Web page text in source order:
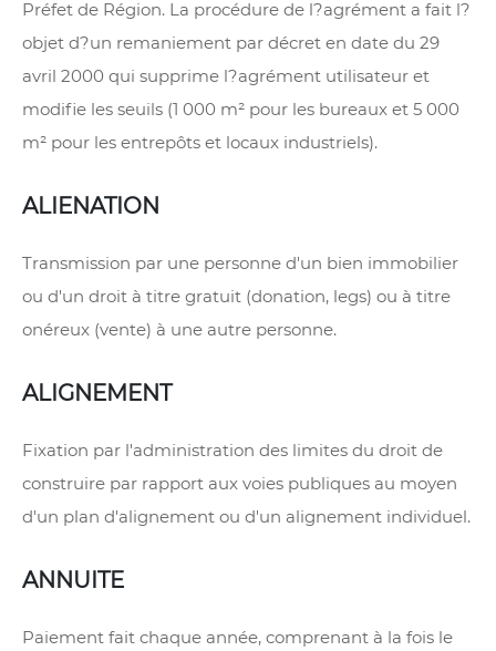
Préfet de Région. La procédure de l?agrément a fait l?
objet d?un remaniement par décret en date du 29
avril 2000 qui supprime l?agrément utilisateur et
modifie les seuils (1 000 m² pour les bureaux et 5 000
m² pour les entrepôts et locaux industriels).
ALIENATION
Transmission par une personne d'un bien immobilier
ou d'un droit à titre gratuit (donation, legs) ou à titre
onéreux (vente) à une autre personne.
ALIGNEMENT
Fixation par l'administration des limites du droit de
construire par rapport aux voies publiques au moyen
d'un plan d'alignement ou d'un alignement individuel.
ANNUITE
Paiement fait chaque année, comprenant à la fois le